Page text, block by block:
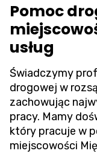
Pomoc
usług
Świadczymy
drogowej w
zachowując
pracy. Mamy
który pracuje w
miejscowości